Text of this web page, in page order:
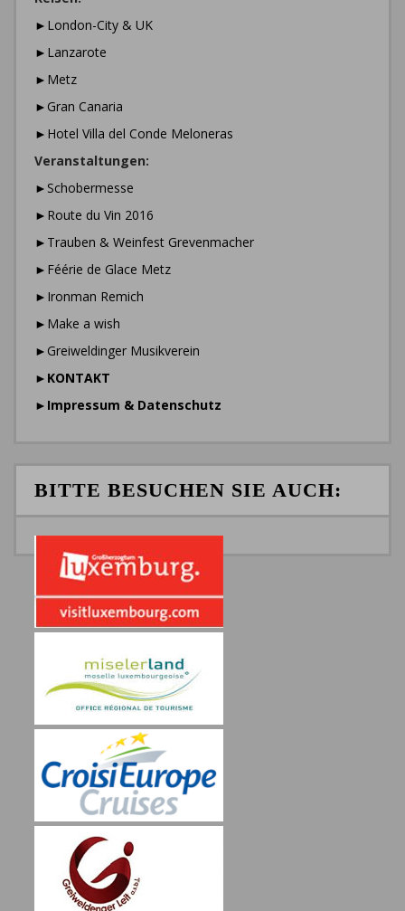
►London-City & UK
►Lanzarote
►Metz
►Gran Canaria
►Hotel Villa del Conde Meloneras
Veranstaltungen:
►Schobermesse
►Route du Vin 2016
►Trauben & Weinfest Grevenmacher
►Féérie de Glace Metz
►Ironman Remich
►Make a wish
►Greiweldinger Musikverein
► KONTAKT
► Impressum & Datenschutz
BITTE BESUCHEN SIE AUCH: